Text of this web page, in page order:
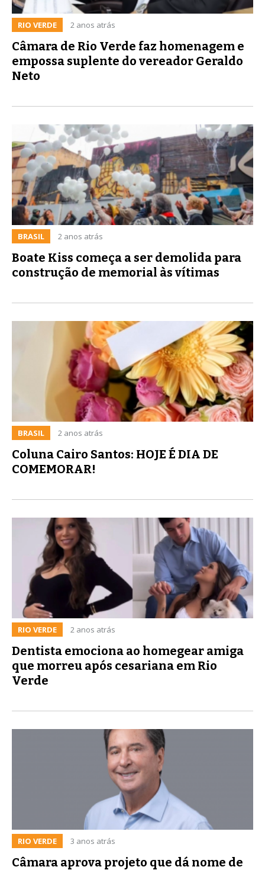
RIO VERDE 2 anos atrás
Câmara de Rio Verde faz homenagem e
empossa suplente do vereador Geraldo
Neto
BRASIL 2 anos atrás
Boate Kiss começa a ser demolida para
construção de memorial às vítimas
BRASIL 2 anos atrás
Coluna Cairo Santos: HOJE É DIA DE
COMEMORAR!
RIO VERDE 2 anos atrás
Dentista emociona ao homegear amiga
que morreu após cesariana em Rio
Verde
RIO VERDE 3 anos atrás
Câmara aprova projeto que dá nome de